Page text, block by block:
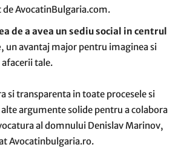
AvocatinBulgaria.com.
de a avea un sediu social in centrul
, un avantaj major pentru imaginea si
tale.
si transparenta in toate procesele si
argumente solide pentru a colabora
al domnului Denislav Marinov,
Avocatinbulgaria.ro.